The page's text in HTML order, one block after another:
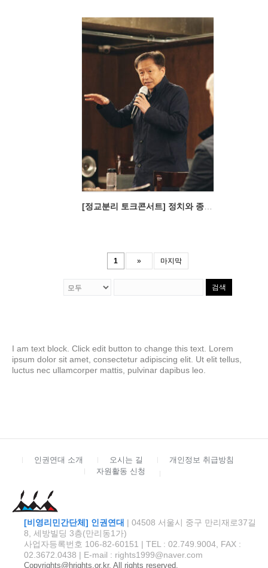
[정교분리 토크콘서트] 정치와 종교의 유착을 말한다
1 » 마지막
검색
I am text block. Click edit button to change this text. Lorem
ipsum dolor sit amet, consectetur adipiscing elit. Ut elit tellus,
luctus nec ullamcorper mattis, pulvinar dapibus leo.
인권연대 소개 오시는 길
개인정보 취급방침
자원활동 신청
[비영리민간단체] 인권연대 | 04508 서울시 중구 만리재로37길
8, 세방빌딩 3층(만리동1가)
사업자등록번호 106-82-60151 | TEL : 02.749.9004, FAX :
02.3672.0438 | E-mail : rights1999@naver.com
Copyrights@hrights.or.kr. All rights reserved.